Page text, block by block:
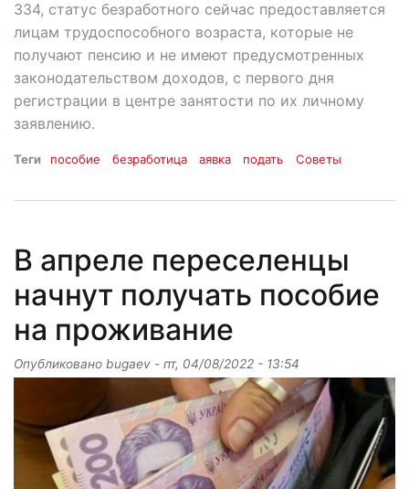
334, статус безработного сейчас предоставляется
лицам трудоспособного возраста, которые не
получают пенсию и не имеют предусмотренных
законодательством доходов, с первого дня
регистрации в центре занятости по их личному
заявлению.
Теги пособие безработица аявка подать Советы
В апреле переселенцы
начнут получать пособие
на проживание
Опубликовано bugaev - пт, 04/08/2022 - 13:54